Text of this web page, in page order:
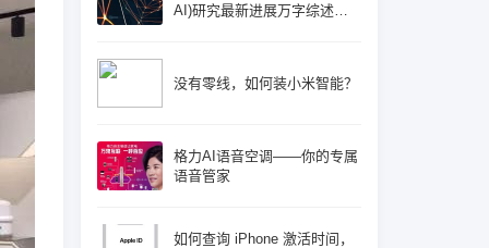
AI)研究最新进展万字综述论
没有零线，如何装小米智能？
格力AI语音空调——你的专属
语音管家
如何查询 iPhone 激活时间，